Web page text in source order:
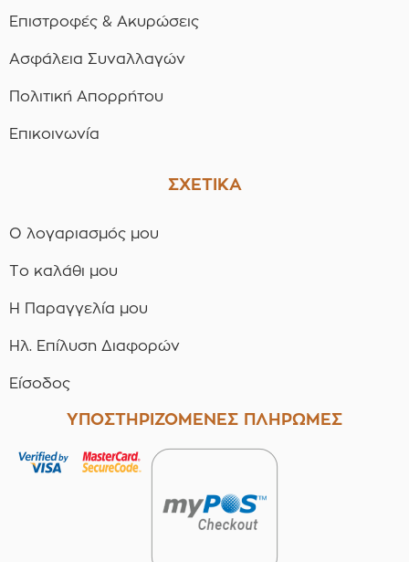
Επιστροφές & Ακυρώσεις
Ασφάλεια Συναλλαγών
Πολιτική Απορρήτου
Επικοινωνία
ΣΧΕΤΙΚΑ
Ο λογαριασμός μου
Το καλάθι μου
Η Παραγγελία μου
Ηλ. Επίλυση Διαφορών
Είσοδος
ΥΠΟΣΤΗΡΙΖΟΜΕΝΕΣ ΠΛΗΡΩΜΕΣ